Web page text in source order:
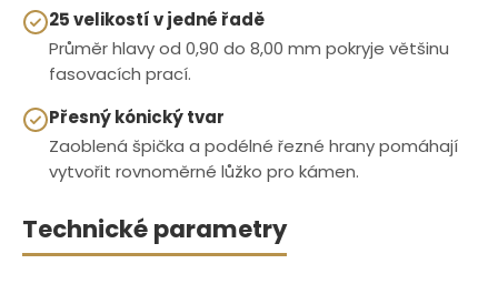
25 velikostí v jedné řadě
Průměr hlavy od 0,90 do 8,00 mm pokryje většinu
fasovacích prací.
Přesný kónický tvar
Zaoblená špička a podélné řezné hrany pomáhají
vytvořit rovnoměrné lůžko pro kámen.
Technické parametry